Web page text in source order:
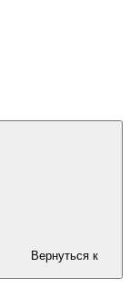
Вернуться к